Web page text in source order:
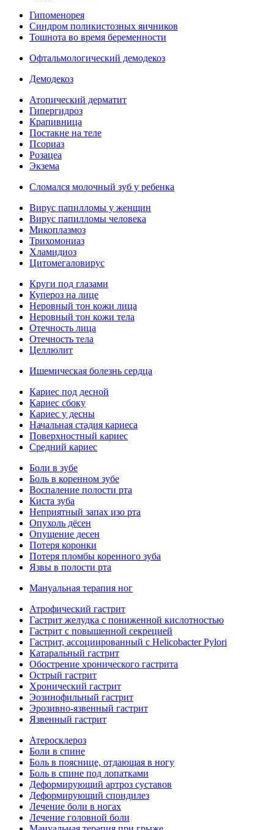
Гипоменорея
Синдром поликистозных яичников
Тошнота во время беременности
Офтальмологический демодекоз
Демодекоз
Атопический дерматит
Гипергидроз
Крапивница
Постакне на теле
Псориаз
Розацеа
Экзема
Сломался молочный зуб у ребенка
Вирус папилломы у женщин
Вирус папилломы человека
Микоплазмоз
Трихомониаз
Хламидиоз
Цитомегаловирус
Круги под глазами
Купероз на лице
Неровный тон кожи лица
Неровный тон кожи тела
Отечность лица
Отечность тела
Целлюлит
Ишемическая болезнь сердца
Кариес под десной
Кариес сбоку
Кариес у десны
Начальная стадия кариеса
Поверхностный кариес
Средний кариес
Боли в зубе
Боль в коренном зубе
Воспаление полости рта
Киста зуба
Неприятный запах изо рта
Опухоль дёсен
Опущение десен
Потеря коронки
Потеря пломбы коренного зуба
Язвы в полости рта
Мануальная терапия ног
Атрофический гастрит
Гастрит желудка с пониженной кислотностью
Гастрит с повышенной секрецией
Гастрит, ассоциированный с Helicobacter Pylori
Катаральный гастрит
Обострение хронического гастрита
Острый гастрит
Хронический гастрит
Эозинофильный гастрит
Эрозивно-язвенный гастрит
Язвенный гастрит
Атеросклероз
Боли в спине
Боль в пояснице, отдающая в ногу
Боль в спине под лопатками
Деформирующий артроз суставов
Деформирующий спондилез
Лечение боли в ногах
Лечение головной боли